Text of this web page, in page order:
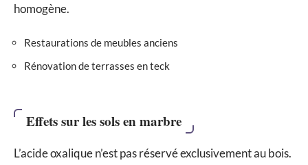
homogène.
Restaurations de meubles anciens
Rénovation de terrasses en teck
Effets sur les sols en marbre
L’acide oxalique n’est pas réservé exclusivement au bois.